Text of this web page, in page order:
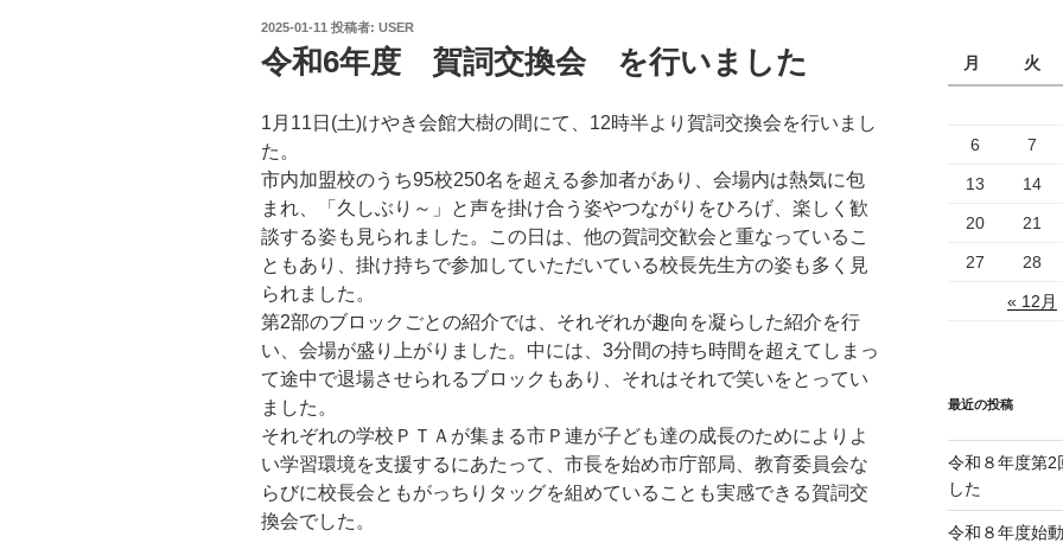
投
日:
2025-01-11 投稿者: USER
令和6年度 賀詞交換会 を行いました
1月11日(土)けやき会館大樹の間にて、12時半より賀詞交換会を行いまし
た。
市内加盟校のうち95校250名を超える参加者があり、会場内は熱気に包
まれ、「久しぶり～」と声を掛け合う姿やつながりをひろげ、楽しく歓
談する姿も見られました。この日は、他の賀詞交歓会と重なっているこ
ともあり、掛け持ちで参加していただいている校長先生方の姿も多く見
られました。
第2部のブロックごとの紹介では、それぞれが趣向を凝らした紹介を行
い、会場が盛り上がりました。中には、3分間の持ち時間を超えてしまっ
て途中で退場させられるブロックもあり、それはそれで笑いをとってい
ました。
それぞれの学校ＰＴＡが集まる市Ｐ連が子ども達の成長のためによりよ
い学習環境を支援するにあたって、市長を始め市庁部局、教育委員会な
らびに校長会ともがっちりタッグを組めていることも実感できる賀詞交
換会でした。
月
火
« 12月
6 7
13 14
20 21
27 28
最近の投稿
令和８年度第2
した
令和８年度始